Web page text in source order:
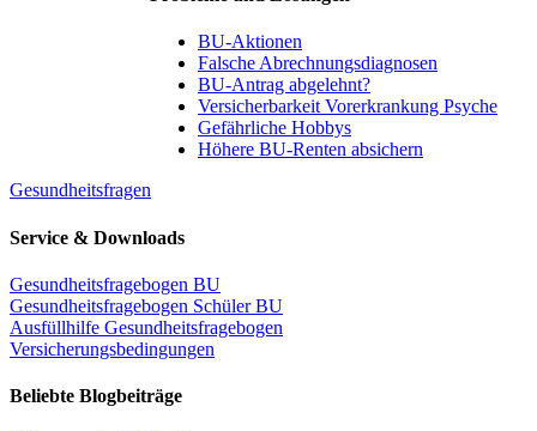
BU-Aktionen
Falsche Abrechnungsdiagnosen
BU-Antrag abgelehnt?
Versicherbarkeit Vorerkrankung Psyche
Gefährliche Hobbys
Höhere BU-Renten absichern
Gesundheitsfragen
Service & Downloads
Gesundheitsfragebogen BU
Gesundheitsfragebogen Schüler BU
Ausfüllhilfe Gesundheitsfragebogen
Versicherungsbedingungen
Beliebte Blogbeiträge